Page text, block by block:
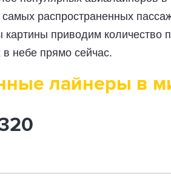
распространенных
приводим количество
небе прямо сейчас.
лайнеры в